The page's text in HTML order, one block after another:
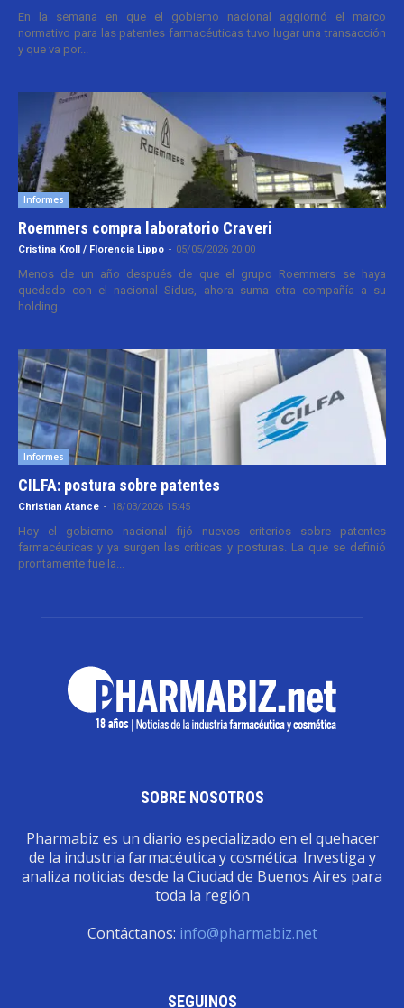
En la semana en que el gobierno nacional aggiornó el marco
normativo para las patentes farmacéuticas tuvo lugar una transacción
y que va por...
Informes
Roemmers compra laboratorio Craveri
Cristina Kroll / Florencia Lippo - 05/05/2026 20:00
Menos de un año después de que el grupo Roemmers se haya
quedado con el nacional Sidus, ahora suma otra compañía a su
holding....
Informes
CILFA: postura sobre patentes
Christian Atance - 18/03/2026 15:45
Hoy el gobierno nacional fijó nuevos criterios sobre patentes
farmacéuticas y ya surgen las críticas y posturas. La que se definió
prontamente fue la...
SOBRE NOSOTROS
Pharmabiz es un diario especializado en el quehacer
de la industria farmacéutica y cosmética. Investiga y
analiza noticias desde la Ciudad de Buenos Aires para
toda la región
Contáctanos: info@pharmabiz.net
SEGUINOS